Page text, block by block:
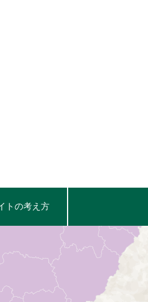
トの考え方